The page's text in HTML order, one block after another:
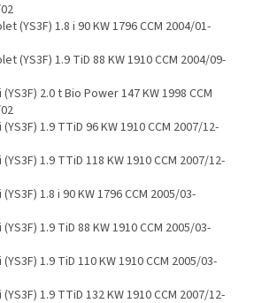
(YS3F) 1.8 i 90 KW 1796 CCM 2004/01-
(YS3F) 1.9 TiD 88 KW 1910 CCM 2004/09-
2.0 t Bio Power 147 KW 1998 CCM
1.9 TTiD 96 KW 1910 CCM 2007/12-
1.9 TTiD 118 KW 1910 CCM 2007/12-
1.8 i 90 KW 1796 CCM 2005/03-
1.9 TiD 88 KW 1910 CCM 2005/03-
1.9 TiD 110 KW 1910 CCM 2005/03-
1.9 TTiD 132 KW 1910 CCM 2007/12-